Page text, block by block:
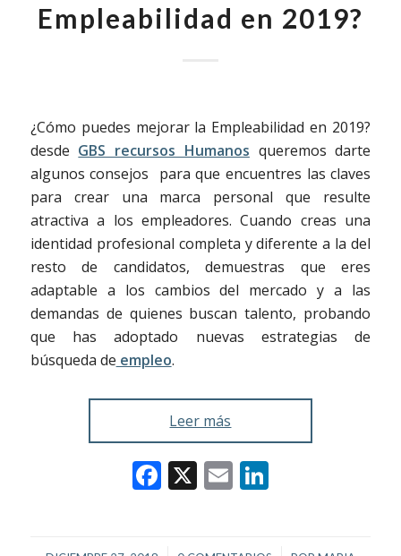
Empleabilidad en 2019?
¿Cómo puedes mejorar la Empleabilidad en 2019?
desde GBS recursos Humanos queremos darte
algunos consejos para que encuentres las claves
para crear una marca personal que resulte
atractiva a los empleadores. Cuando creas una
identidad profesional completa y diferente a la del
resto de candidatos, demuestras que eres
adaptable a los cambios del mercado y a las
demandas de quienes buscan talento, probando
que has adoptado nuevas estrategias de
búsqueda de empleo.
Leer más
Facebook
X EmailLinkedIn